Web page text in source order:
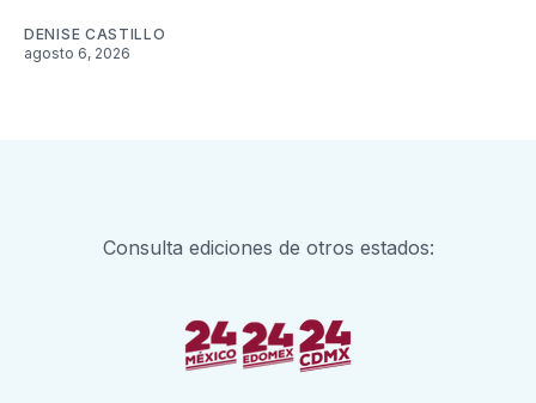
DENISE CASTILLO
agosto 6, 2026
Consulta ediciones de otros estados: